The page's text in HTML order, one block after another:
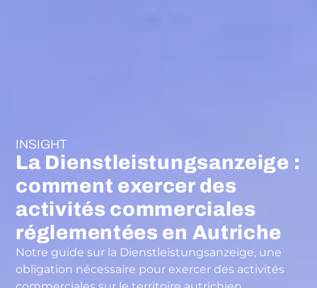
INSIGHT
La Dienstleistungsanzeige :
comment exercer des
activités commerciales
réglementées en Autriche
Notre guide sur la Dienstleistungsanzeige, une
obligation nécessaire pour exercer des activités